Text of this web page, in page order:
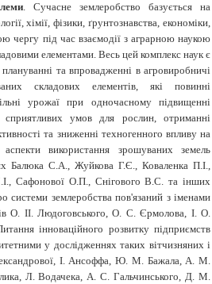
. Сучасне землеробство базується на
хімії, фізики, ґрунтознавства, економіки,
чергу під час взаємодії з аграрною наукою
елементами. Весь цей комплекс наук є
та впровадженні в агровиробничі
складових елементів, які повинні
урожаї при одночасному підвищенні
сприятливих умов для рослин, отриманні
та зниженні техногенного впливу на
аспекти використання зрошуваних земель
Балюка С.А., Жуйкова Г.Є., Коваленка П.І.,
Сафонової О.П., Снігового В.С. та інших
системи землеробства пов'язаний з іменами
О. II. Людоговського, О. С. Єрмолова, І. О.
інноваційного розвитку підприємств
у дослідженнях таких вітчизняних і
І. Ансоффа, Ю. М. Бажала, А. М.
Л. Водачека, А. С. Гальчинського, Д. М.